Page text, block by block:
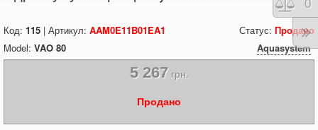
Код: 115 | Артикул: AAM0E11B01EA1 Статус: Продано
Model: VAO 80 Aquasystem
5 267грн.
Продано
0